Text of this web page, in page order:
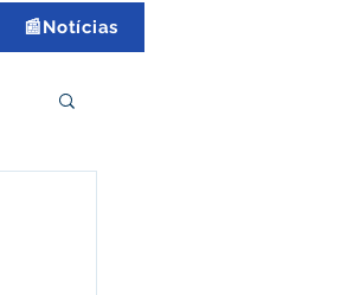
📰Notícias